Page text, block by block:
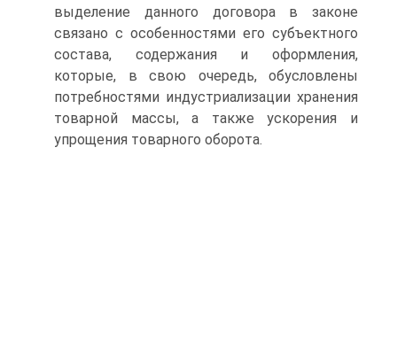
выделение данного договора в законе
связано с особенностями его субъектного
состава, содержания и оформления,
которые, в свою очередь, обусловлены
потребностями индустриализации хранения
товарной массы, а также ускорения и
упрощения товарного оборота.